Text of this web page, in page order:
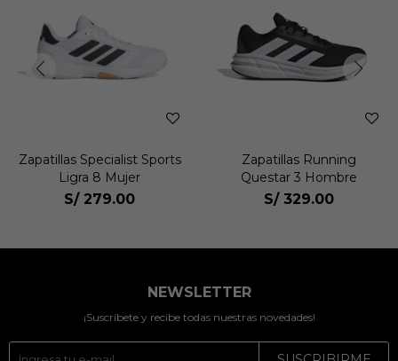
Zapatillas Specialist Sports
Ligra 8 Mujer
S/ 279.00
Zapatillas Running
Questar 3 Hombre
S/ 329.00
NEWSLETTER
¡Suscríbete y recibe todas nuestras novedades!